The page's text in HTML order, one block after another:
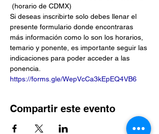
(horario de CDMX)
Si deseas inscribirte solo debes llenar el
presente formulario donde encontraras
más información como lo son los horarios,
temario y ponente, es importante seguir las
indicaciones para poder acceder a las
ponencia.
https://forms.gle/WepVcCa3kEpEQ4VB6
Compartir este evento